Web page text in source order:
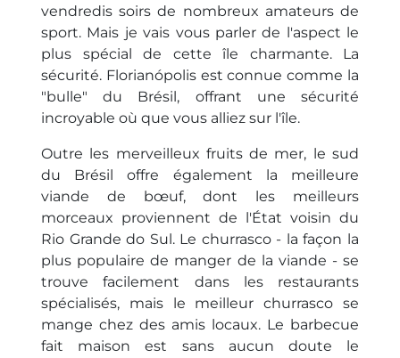
vendredis soirs de nombreux amateurs de
sport. Mais je vais vous parler de l'aspect le
plus spécial de cette île charmante. La
sécurité. Florianópolis est connue comme la
"bulle" du Brésil, offrant une sécurité
incroyable où que vous alliez sur l'île.
Outre les merveilleux fruits de mer, le sud
du Brésil offre également la meilleure
viande de bœuf, dont les meilleurs
morceaux proviennent de l'État voisin du
Rio Grande do Sul. Le churrasco - la façon la
plus populaire de manger de la viande - se
trouve facilement dans les restaurants
spécialisés, mais le meilleur churrasco se
mange chez des amis locaux. Le barbecue
fait maison est sans aucun doute le